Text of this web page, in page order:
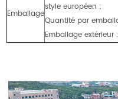
Emballage
style européen ;
Quantité par
Emballage